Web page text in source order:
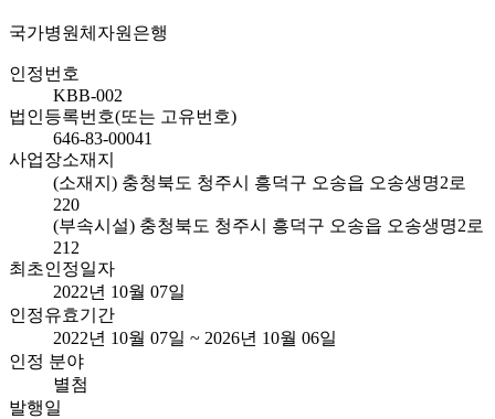
국가병원체자원은행
인정번호
KBB-002
법인등록번호(또는 고유번호)
646-83-00041
사업장소재지
(소재지) 충청북도 청주시 흥덕구 오송읍 오송생명2로
220
(부속시설) 충청북도 청주시 흥덕구 오송읍 오송생명2로
212
최초인정일자
2022년 10월 07일
인정유효기간
2022년 10월 07일 ~ 2026년 10월 06일
인정 분야
별첨
발행일